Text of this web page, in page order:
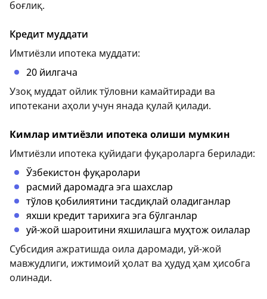
боғлиқ.
Кредит муддати
Имтиёзли ипотека муддати:
20 йилгача
Узоқ муддат ойлик тўловни камайтиради ва
ипотекани аҳоли учун янада қулай қилади.
Кимлар имтиёзли ипотека олиши мумкин
Имтиёзли ипотека қуйидаги фуқароларга берилади:
Ўзбекистон фуқаролари
расмий даромадга эга шахслар
тўлов қобилиятини тасдиқлай оладиганлар
яхши кредит тарихига эга бўлганлар
уй-жой шароитини яхшилашга муҳтож оилалар
Субсидия ажратишда оила даромади, уй-жой
мавжудлиги, ижтимоий ҳолат ва ҳудуд ҳам ҳисобга
олинади.